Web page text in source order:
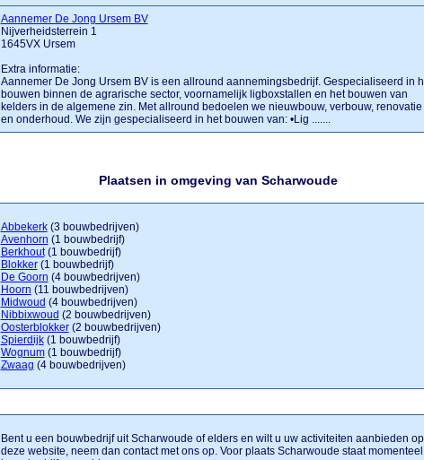
Aannemer De Jong Ursem BV
Nijverheidsterrein 1
1645VX Ursem
Extra informatie:
Aannemer De Jong Ursem BV is een allround aannemingsbedrijf. Gespecialiseerd in
bouwen binnen de agrarische sector, voornamelijk ligboxstallen en het bouwen van
kelders in de algemene zin. Met allround bedoelen we nieuwbouw, verbouw, renovatie
en onderhoud. We zijn gespecialiseerd in het bouwen van: •Lig .......
Plaatsen in omgeving van Scharwoude
Abbekerk(3 bouwbedrijven)
Avenhorn (1 bouwbedrijf)
Berkhout(1 bouwbedrijf)
Blokker(1 bouwbedrijf)
De Goorn (4 bouwbedrijven)
Hoorn (11 bouwbedrijven)
Midwoud (4 bouwbedrijven)
Nibbixwoud (2 bouwbedrijven)
Oosterblokker(2 bouwbedrijven)
Spierdijk(1 bouwbedrijf)
Wognum(1 bouwbedrijf)
Zwaag (4 bouwbedrijven)
Bent u een bouwbedrijf uit Scharwoude of elders en wilt u uw activiteiten aanbieden op
deze website, neem dan contact met ons op. Voor plaats Scharwoude staat